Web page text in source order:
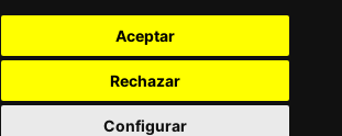
Aceptar
Rechazar
Configurar